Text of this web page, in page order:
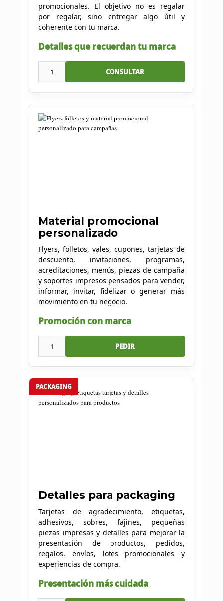
promocionales. El objetivo no es regalar
por regalar, sino entregar algo útil y
coherente con tu marca.
Detalles que recuerdan tu marca
1 CONSULTAR
Material promocional
personalizado
Flyers, folletos, vales, cupones, tarjetas de
descuento, invitaciones, programas,
acreditaciones, menús, piezas de campaña
y soportes impresos pensados para vender,
informar, invitar, fidelizar o generar más
movimiento en tu negocio.
Promoción con marca
1 PEDIR
PACKAGING
Detalles para packaging
Tarjetas de agradecimiento, etiquetas,
adhesivos, sobres, fajines, pequeñas
piezas impresas y detalles para mejorar la
presentación de productos, pedidos,
regalos, envíos, lotes promocionales y
experiencias de compra.
Presentación más cuidada